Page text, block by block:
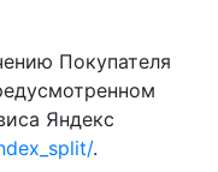
Покупателя
Яндекс
.